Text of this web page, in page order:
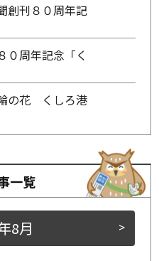
創刊８０周年記
０周年記念「く
の花 くしろ港
一覧
>
8月